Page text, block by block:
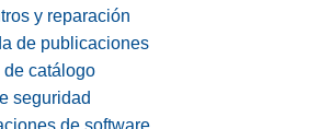
y reparación
de publicaciones
de catálogo
seguridad